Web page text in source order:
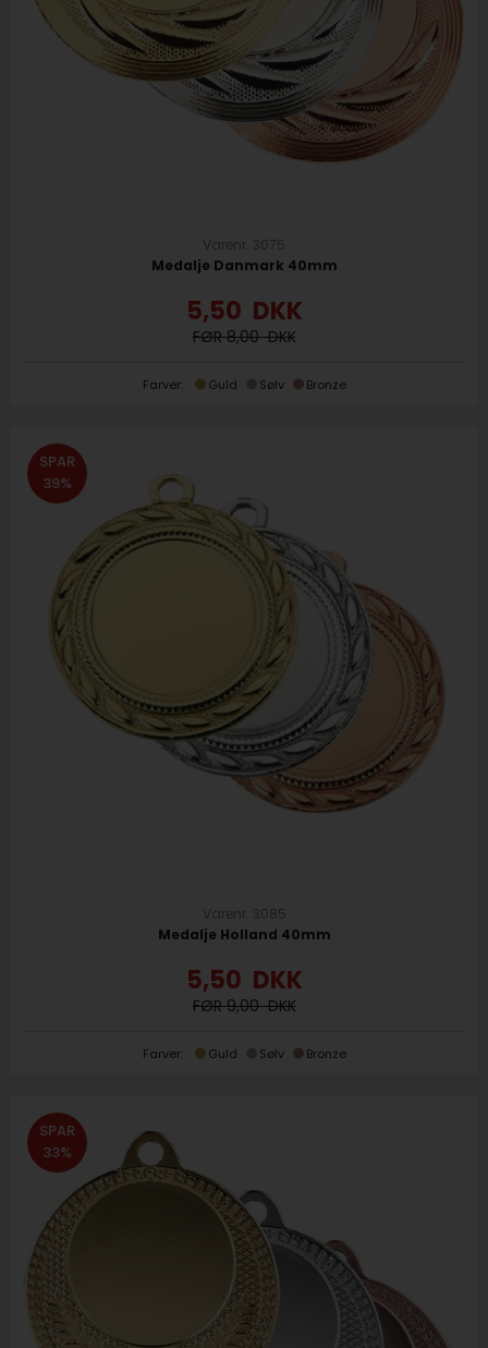
Varenr. 3075
Medalje Danmark 40mm
8,00
5,50 DKK
Farver: Guld Sølv Bronze
SPAR
39%
Varenr. 3085
Medalje Holland 40mm
9,00
5,50 DKK
Farver: Guld Sølv Bronze
SPAR
33%